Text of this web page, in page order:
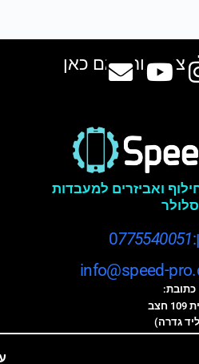
אותנו גם כאן
ואביזרים למעבדות
סלולר
775540051
כתובת:
חצב
גדרה)